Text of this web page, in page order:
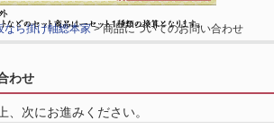
なら掛け軸総本家> 商品についてのお問い合わせ
わせ
、次にお進みください。